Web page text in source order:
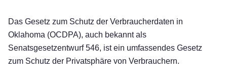
Das Gesetz zum Schutz der Verbraucherdaten in
Oklahoma (OCDPA), auch bekannt als
Senatsgesetzentwurf 546, ist ein umfassendes Gesetz
zum Schutz der Privatsphäre von Verbrauchern.